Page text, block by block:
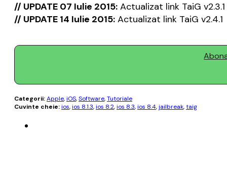
// UPDATE 07 Iulie 2015: Actualizat link TaiG v2.3.1
// UPDATE 14 Iulie 2015: Actualizat link TaiG v2.4.1
Categorii:Apple,iOS,Software,Tutoriale
Cuvinte cheie:ios,ios 8.1.3,ios 8.2,ios 8.3,ios 8.4,jailbreak,taig